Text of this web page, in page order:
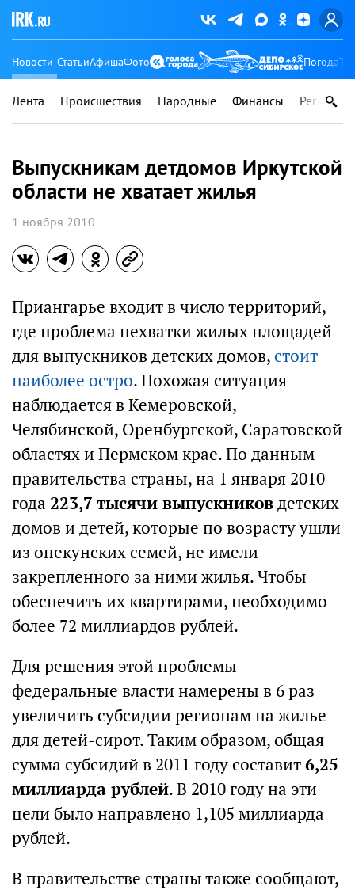
Новости СтатьиАфишаФото Погода
Лента Происшествия Народные Финансы Регионы
Выпускникам детдомов Иркутской
области не хватает жилья
1 ноября 2010
Приангарье входит в число территорий,
где проблема нехватки жилых площадей
для выпускников детских домов,стоит
наиболее остро. Похожая ситуация
наблюдается в Кемеровской,
Челябинской, Оренбургской, Саратовской
областях и Пермском крае. По данным
правительства страны, на 1 января 2010
года 223,7 тысячи выпускниковдетских
домов и детей, которые по возрасту ушли
из опекунских семей, не имели
закрепленного за ними жилья. Чтобы
обеспечить их квартирами, необходимо
более 72 миллиардов рублей.
Для решения этой проблемы
федеральные власти намерены в 6 раз
увеличить субсидии регионам на жилье
для детей-сирот. Таким образом, общая
сумма субсидий в 2011 году составит6,25
миллиарда рублей. В 2010 году на эти
цели было направлено 1,105 миллиарда
рублей.
В правительстве страны также сообщают,